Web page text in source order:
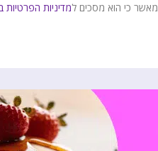
כי הוא מסכים למדיניות הפרטיות